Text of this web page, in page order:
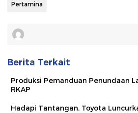
Pertamina
Berita Terkait
Produksi Pemanduan Penundaan
RKAP
Hadapi Tantangan, Toyota